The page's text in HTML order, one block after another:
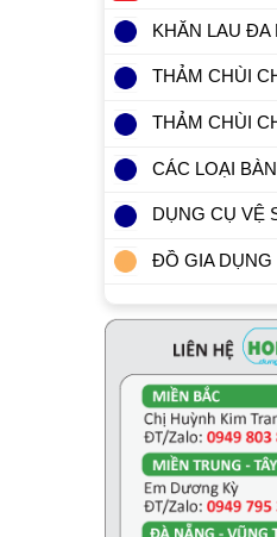
KHĂN LAU ĐA
THẢM CHÙI
THẢM CHÙI
CÁC LOẠI
DỤNG CỤ VỆ
ĐỒ GIA DỤNG